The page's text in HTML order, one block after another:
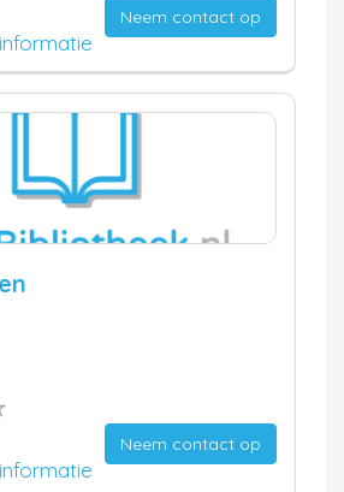
Neem contact op
Neem contact op